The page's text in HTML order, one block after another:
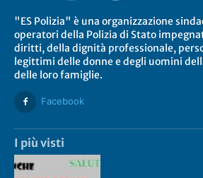
"ES Polizia" è una organizzazione
operatori della Polizia di Stato
diritti, della dignità professionale,
legittimi delle donne e degli uomini
delle loro famiglie.
Facebook
I più visti